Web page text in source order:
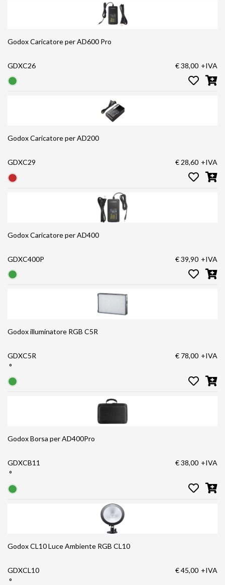
Godox Caricatore per AD600 Pro
GDXC26 € 38,00 +IVA
Godox Caricatore per AD200
GDXC29 € 28,60 +IVA
Godox Caricatore per AD400
GDXC400P € 39,90 +IVA
Godox illuminatore RGB C5R
GDXC5R
°
€ 78,00 +IVA
Godox Borsa per AD400Pro
GDXCB11
°
€ 38,00 +IVA
Godox CL10 Luce Ambiente RGB CL10
GDXCL10
°
€ 45,00 +IVA